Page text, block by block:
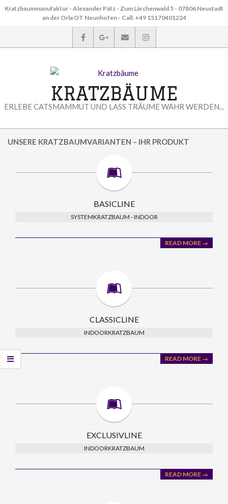
Skip
Kratzbaummanufaktur - Alexander Pätz - Zum Lärchenwald 5 - 07806 Neustadt
an der Orla OT Neunhofen - Call: +49 15170401224
KRATZBÄUME
ERLEBE CATSMAMMUT UND LASS TRÄUME WAHR WERDEN...
Navigation
UNSERE KRATZBAUMVARIANTEN – IHR PRODUKT
BASICLINE
SYSTEMKRATZBAUM - INDOOR
READ MORE →
CLASSICLINE
INDOORKRATZBAUM
READ MORE →
EXCLUSIVLINE
INDOORKRATZBAUM
READ MORE →